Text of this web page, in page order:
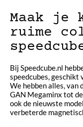
Maak je
ruime
Bij Speedcube.nl
speedcubes, geschikt
We hebben alles, van
GAN Megaminx tot
ook de nieuwste
verbeterde